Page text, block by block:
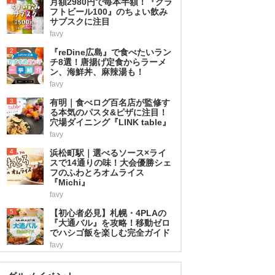
フトビール100』のちょい飲み
サブスクに注目
favy
2
『reDine広島』で食べたいラン
チ8選！唐揚げ定食からラーメ
ン、海鮮丼、麻辣湯も！
favy
3
有明｜食べログ百名店が監修す
る本気のパスタ&ピザに注目！
穴場ダイニング『LINK table』
favy
4
浜松町駅｜選べるソース×ライ
スで14通りの味！大会優勝シェ
フのふわとろオムライス
『Michi』
favy
5
【初心者必見】札幌・4PLAの
『大通バル』を攻略！移動ゼロ
でハシゴ飯を楽しむ完全ガイド
favy